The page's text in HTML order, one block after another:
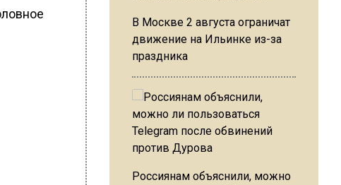
В Москве 2 августа ограничат
движение на Ильинке из-за
праздника
Россиянам объяснили, можно